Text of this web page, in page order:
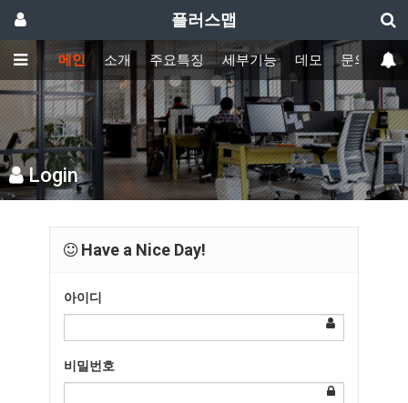
플러스맵
메인 소개 주요특징 세부기능 데모 문의하기
Login
Have a Nice Day!
아이디
비밀번호